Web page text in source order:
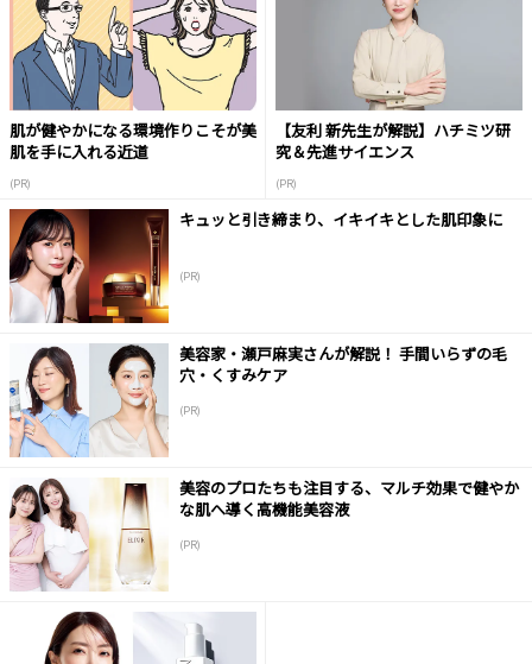
肌が健やかになる環境作りこそが美
肌を手に入れる近道
(PR)
【友利 新先生が解説】ハチミツ研
究＆先進サイエンス
(PR)
キュッと引き締まり、イキイキとした肌印象に
(PR)
美容家・瀬戸麻実さんが解説！ 手間いらずの毛
穴・くすみケア
(PR)
美容のプロたちも注目する、マルチ効果で健やか
な肌へ導く高機能美容液
(PR)